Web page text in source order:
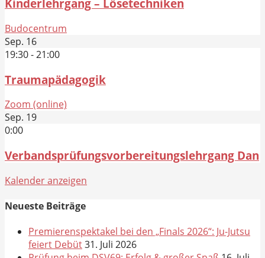
Kinderlehrgang – Lösetechniken
Budocentrum
Sep. 16
19:30-21:00
Traumapädagogik
Zoom (online)
Sep. 19
0:00
Verbandsprüfungsvorbereitungslehrgang Dan
Kalender anzeigen
Neueste Beiträge
Premierenspektakel bei den „Finals 2026“: Ju-Jutsu
feiert Debüt31. Juli 2026